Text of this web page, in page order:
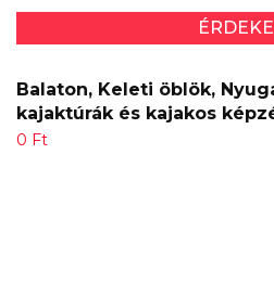
Balaton, Keleti öblök,
kajaktúrák és kajakos
0 Ft